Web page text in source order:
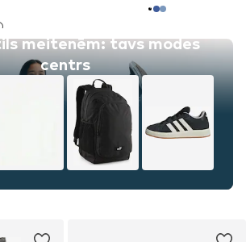
meitenēm: tavs modes
centrs